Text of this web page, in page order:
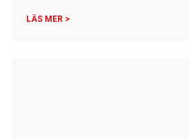
LÄS MER >